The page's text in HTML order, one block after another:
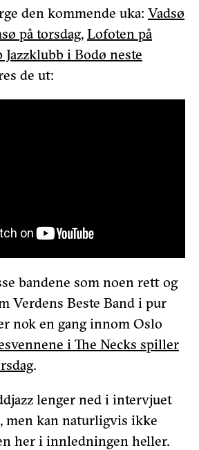
den kommende uka: Vadsø
på torsdag, Lofoten på
i Bodø neste
de ut:
bandene som noen rett og
Verdens Beste Band i pur
nok en gang innom Oslo
i The Necks spiller
.
lenger ned i intervjuet
men kan naturligvis ikke
her i innledningen heller.